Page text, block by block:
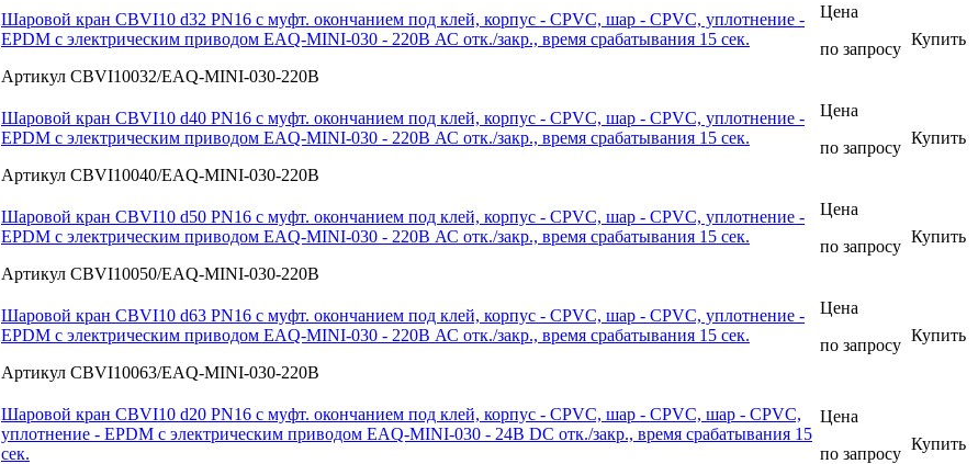
Шаровой кран CBVI10 d32 PN16 с муфт. окончанием под клей, корпус - CPVC, шар - CPVC, уплотнение -
EPDM с электрическим приводом EAQ-MINI-030 - 220В АС отк./закр., время срабатывания 15 сек.
Артикул CBVI10032/EAQ-MINI-030-220В
Цена
по запросу
Купить
Шаровой кран CBVI10 d40 PN16 с муфт. окончанием под клей, корпус - CPVC, шар - CPVC, уплотнение -
EPDM с электрическим приводом EAQ-MINI-030 - 220В АС отк./закр., время срабатывания 15 сек.
Артикул CBVI10040/EAQ-MINI-030-220В
Цена
по запросу
Купить
Шаровой кран CBVI10 d50 PN16 с муфт. окончанием под клей, корпус - CPVC, шар - CPVC, уплотнение -
EPDM с электрическим приводом EAQ-MINI-030 - 220В АС отк./закр., время срабатывания 15 сек.
Артикул CBVI10050/EAQ-MINI-030-220В
Цена
по запросу
Купить
Шаровой кран CBVI10 d63 PN16 с муфт. окончанием под клей, корпус - CPVC, шар - CPVC, уплотнение -
EPDM с электрическим приводом EAQ-MINI-030 - 220В АС отк./закр., время срабатывания 15 сек.
Артикул CBVI10063/EAQ-MINI-030-220В
Цена
по запросу
Купить
Шаровой кран CBVI10 d20 PN16 с муфт. окончанием под клей, корпус - CPVC, шар - CPVC, шар - CPVC,
уплотнение - EPDM с электрическим приводом EAQ-MINI-030 - 24В DС отк./закр., время срабатывания 15
сек.
Цена
по запросу
Купить